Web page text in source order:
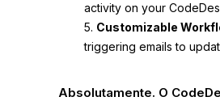
activity on your
5. Customizable
triggering emails to
Absolutamente. O